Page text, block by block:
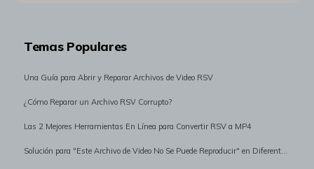
Temas Populares
Una Guía para Abrir y Reparar Archivos de Video RSV
¿Cómo Reparar un Archivo RSV Corrupto?
Las 2 Mejores Herramientas En Línea para Convertir RSV a MP4
Solución para "Este Archivo de Video No Se Puede Reproducir" en Diferentes Escenarios